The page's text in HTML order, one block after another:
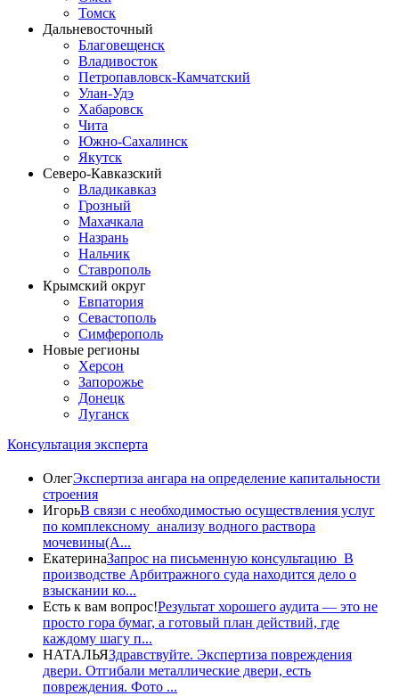
Томск
Дальневосточный
Благовещенск
Владивосток
Петропавловск-Камчатский
Улан-Удэ
Хабаровск
Чита
Южно-Сахалинск
Якутск
Северо-Кавказский
Владикавказ
Грозный
Махачкала
Назрань
Нальчик
Ставрополь
Крымский округ
Евпатория
Севастополь
Симферополь
Новые регионы
Херсон
Запорожье
Донецк
Луганск
Консультация эксперта
ОлегЭкспертиза ангара на определение капитальности
строения
ИгорьВ связи с необходимостью осуществления услуг
по комплексному анализу водного раствора
мочевины(A...
ЕкатеринаЗапрос на письменную консультацию В
производстве Арбитражного суда находится дело о
взыскании ко...
Есть к вам вопрос!Результат хорошего аудита — это не
просто гора бумаг, а готовый план действий, где
каждому шагу п...
НАТАЛЬЯЗдравствуйте. Экспертиза повреждения
двери. Отгибали металлические двери, есть
повреждения. Фото ...